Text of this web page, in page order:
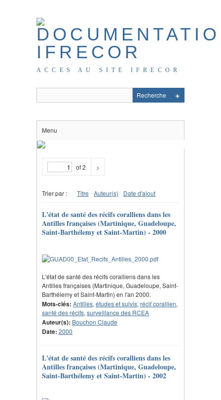
ACCES AU SITE IFRECOR
Menu
of 2 >
Trier par : Titre Auteur(s) Date d'ajout
L'état de santé des récifs coralliens dans les
Antilles françaises (Martinique, Guadeloupe,
Saint-Barthélemy et Saint-Martin) - 2000
L'état de santé des récifs coralliens dans les
Antilles françaises (Martinique, Guadeloupe, Saint-
Barthélemy et Saint-Martin) en l'an 2000.
Mots-clés: Antilles, études et suivis, récif corallien,
santé des récifs, surveillance des RCEA
Auteur(s): Bouchon Claude
Date: 2000
L'état de santé des récifs coralliens dans les
Antilles françaises (Martinique, Guadeloupe,
Saint-Barthélemy et Saint-Martin) - 2002